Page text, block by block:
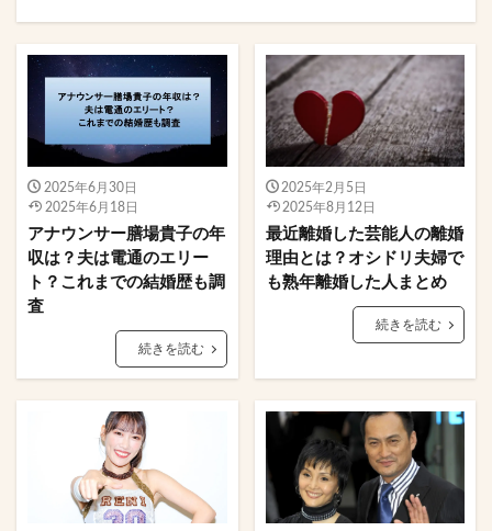
タレント
アイドル
俳優
2025年6月30日
2025年6月18日
アナウンサー膳場貴子の年
収は？夫は電通のエリー
ト？これまでの結婚歴も調
査
続きを読む
2025年2月5日
2025年8月12日
最近離婚した芸能人の離婚
理由とは？オシドリ夫婦で
も熟年離婚した人まとめ
続きを読む